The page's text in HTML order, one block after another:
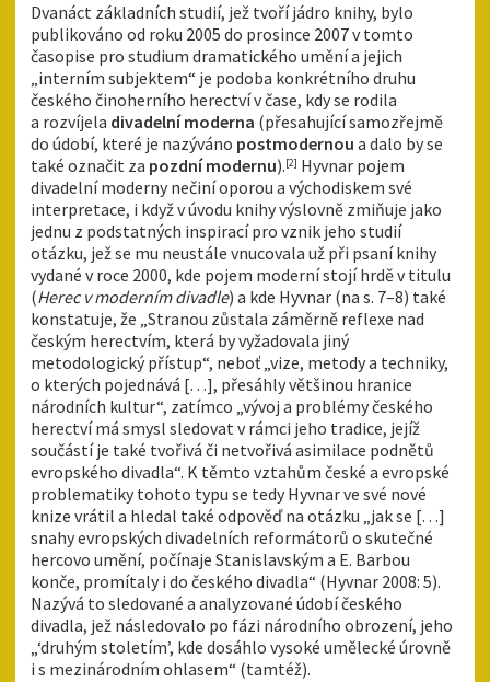
Dvanáct základních studií, jež tvoří jádro knihy, bylo
publikováno od roku 2005 do prosince 2007 v tomto
časopise pro studium dramatického umění a jejich
„interním subjektem“ je podoba konkrétního druhu
českého činoherního herectví v čase, kdy se rodila
a rozvíjela divadelní moderna (přesahující samozřejmě
do údobí, které je nazýváno postmodernou a dalo by se
také označit za pozdní modernu).[2] Hyvnar pojem
divadelní moderny nečiní oporou a východiskem své
interpretace, i když v úvodu knihy výslovně zmiňuje jako
jednu z podstatných inspirací pro vznik jeho studií
otázku, jež se mu neustále vnucovala už při psaní knihy
vydané v roce 2000, kde pojem moderní stojí hrdě v titulu
(Herec v moderním divadle) a kde Hyvnar (na s. 7–8) také
konstatuje, že „Stranou zůstala záměrně reflexe nad
českým herectvím, která by vyžadovala jiný
metodologický přístup“, neboť „vize, metody a techniky,
o kterých pojednává […], přesáhly většinou hranice
národních kultur“, zatímco „vývoj a problémy českého
herectví má smysl sledovat v rámci jeho tradice, jejíž
součástí je také tvořivá či netvořivá asimilace podnětů
evropského divadla“. K těmto vztahům české a evropské
problematiky tohoto typu se tedy Hyvnar ve své nové
knize vrátil a hledal také odpověď na otázku „jak se […]
snahy evropských divadelních reformátorů o skutečné
hercovo umění, počínaje Stanislavským a E. Barbou
konče, promítaly i do českého divadla“ (Hyvnar 2008: 5).
Nazývá to sledované a analyzované údobí českého
divadla, jež následovalo po fázi národního obrození, jeho
„‘druhým stoletím’, kde dosáhlo vysoké umělecké úrovně
i s mezinárodním ohlasem“ (tamtéž).